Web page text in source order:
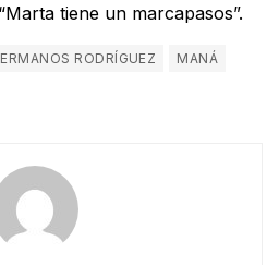
tiene un marcapasos”.
RODRÍGUEZ
MANÁ